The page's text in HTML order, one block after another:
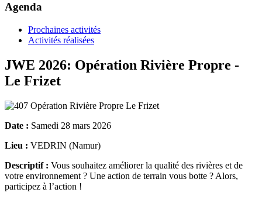
Agenda
Prochaines activités
Activités réalisées
JWE 2026: Opération Rivière Propre -
Le Frizet
Date : Samedi 28 mars 2026
Lieu : VEDRIN (Namur)
Descriptif : Vous souhaitez améliorer la qualité des rivières et de
votre environnement ? Une action de terrain vous botte ? Alors,
participez à l’action !